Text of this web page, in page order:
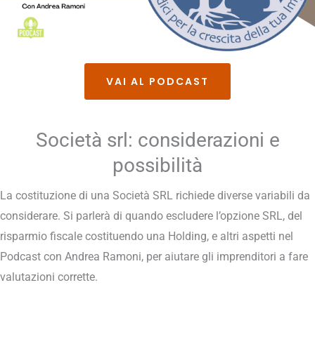
VAI AL PODCAST
Società srl: considerazioni e
possibilità
La costituzione di una Società SRL richiede diverse variabili da
considerare. Si parlerà di quando escludere l’opzione SRL, del
risparmio fiscale costituendo una Holding, e altri aspetti nel
Podcast con Andrea Ramoni, per aiutare gli imprenditori a fare
valutazioni corrette.